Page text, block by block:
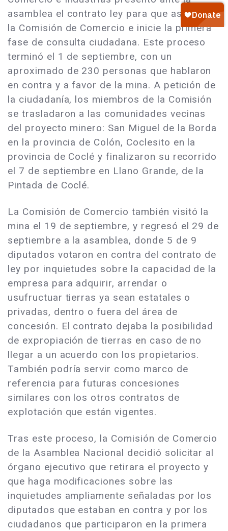
asamblea el contrato ley para que asigne a
la Comisión de Comercio e inicie la primera
fase de consulta ciudadana. Este proceso
terminó el 1 de septiembre, con un
aproximado de 230 personas que hablaron
en contra y a favor de la mina. A petición de
la ciudadanía, los miembros de la Comisión
se trasladaron a las comunidades vecinas
del proyecto minero: San Miguel de la Borda
en la provincia de Colón, Coclesito en la
provincia de Coclé y finalizaron su recorrido
el 7 de septiembre en Llano Grande, de la
Pintada de Coclé.
La Comisión de Comercio también visitó la
mina el 19 de septiembre, y regresó el 29 de
septiembre a la asamblea, donde 5 de 9
diputados votaron en contra del contrato de
ley por inquietudes sobre la capacidad de la
empresa para adquirir, arrendar o
usufructuar tierras ya sean estatales o
privadas, dentro o fuera del área de
concesión. El contrato dejaba la posibilidad
de expropiación de tierras en caso de no
llegar a un acuerdo con los propietarios.
También podría servir como marco de
referencia para futuras concesiones
similares con los otros contratos de
explotación que están vigentes.
Tras este proceso, la Comisión de Comercio
de la Asamblea Nacional decidió solicitar al
órgano ejecutivo que retirara el proyecto y
que haga modificaciones sobre las
inquietudes ampliamente señaladas por los
diputados que estaban en contra y por los
ciudadanos que participaron en la primera